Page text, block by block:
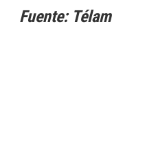
Fuente: Télam